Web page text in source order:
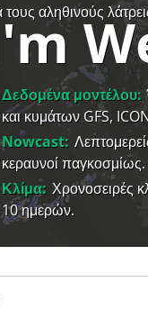
τους αληθινούς
Δεδομένα μοντέλου:
και κυμάτων GFS,
Nowcast:
κεραυνοί παγκοσμίως.
Κλίμα: Χρονοσειρές
10 ημερών.